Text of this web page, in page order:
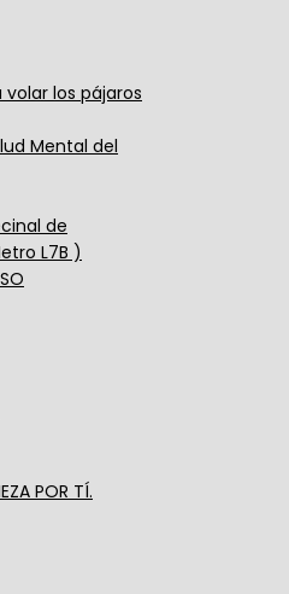
volar los pájaros
Mental del
de
L7B )
POR TÍ.